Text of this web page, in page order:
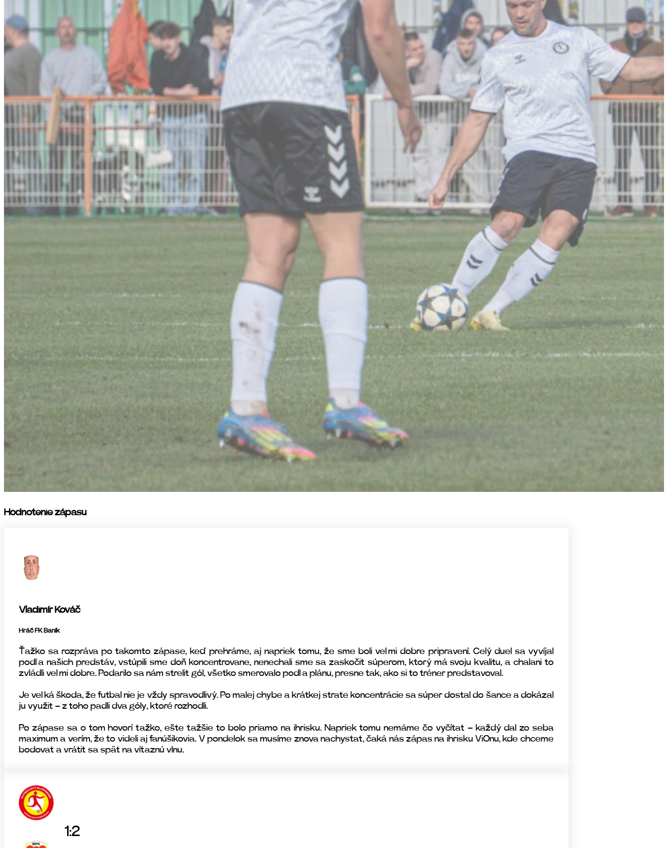
Hodnotenie zápasu
Vladimír Kováč
Hráč FK Baník
Ťažko sa rozpráva po takomto zápase, keď prehráme, aj napriek tomu, že sme boli veľmi dobre pripravení. Celý duel sa vyvíjal
podľa našich predstáv, vstúpili sme doň koncentrovane, nenechali sme sa zaskočiť súperom, ktorý má svoju kvalitu, a chalani to
zvládli veľmi dobre. Podarilo sa nám streliť gól, všetko smerovalo podľa plánu, presne tak, ako si to tréner predstavoval.
Je veľká škoda, že futbal nie je vždy spravodlivý. Po malej chybe a krátkej strate koncentrácie sa súper dostal do šance a dokázal
ju využiť – z toho padli dva góly, ktoré rozhodli.
Po zápase sa o tom hovorí ťažko, ešte ťažšie to bolo priamo na ihrisku. Napriek tomu nemáme čo vyčítať – každý dal zo seba
maximum a verím, že to videli aj fanúšikovia. V pondelok sa musíme znova nachystať, čaká nás zápas na ihrisku ViOnu, kde chceme
bodovať a vrátiť sa späť na víťaznú vlnu.
1:2